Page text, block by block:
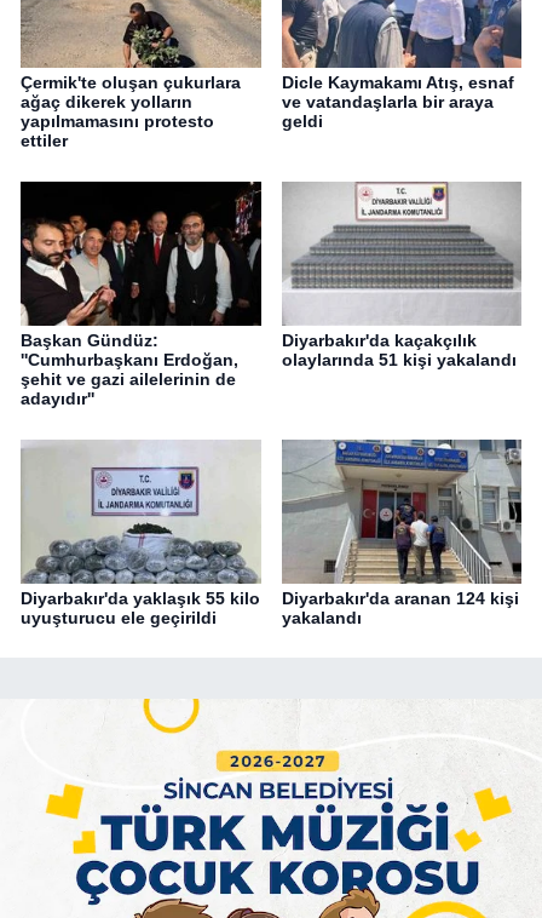
Çermik'te oluşan çukurlara
ağaç dikerek yolların
yapılmamasını protesto
ettiler
Dicle Kaymakamı Atış, esnaf
ve vatandaşlarla bir araya
geldi
Başkan Gündüz:
''Cumhurbaşkanı Erdoğan,
şehit ve gazi ailelerinin de
adayıdır''
Diyarbakır'da kaçakçılık
olaylarında 51 kişi yakalandı
Diyarbakır'da yaklaşık 55 kilo
uyuşturucu ele geçirildi
Diyarbakır'da aranan 124 kişi
yakalandı